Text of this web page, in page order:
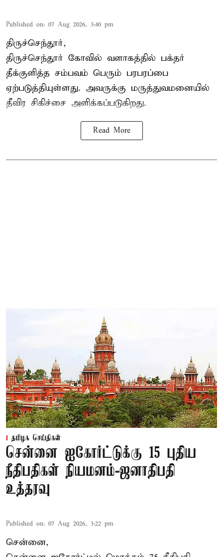
Published on: 07 Aug 2026, 3:40 pm
திருச்செந்தூர்,
திருச்செந்தூர் கோவில் வளாகத்தில் பக்தர்
தீக்குளித்த சம்பவம் பெரும் பரபரப்பை
ஏற்படுத்தியுள்ளது. அவருக்கு மருத்துவமனையில்
தீவிர சிகிச்சை அளிக்கப்படுகிறது.
Read More
தமிழக செய்திகள்
சென்னை ஐகோர்ட்டுக்கு 15 புதிய
நீதிபதிகள் நியமனம்-ஜனாதிபதி
உத்தரவு
Published on: 07 Aug 2026, 3:22 pm
சென்னை,